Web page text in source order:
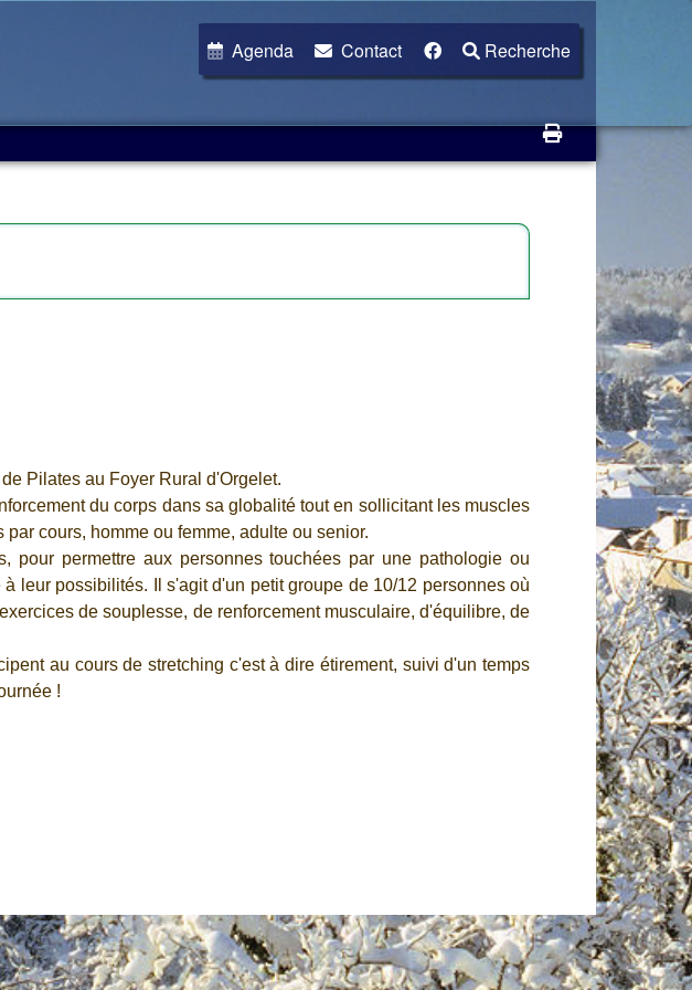
Agenda Contact Recherche
Pilates au Foyer Rural d'Orgelet.
du corps dans sa globalité tout en sollicitant les muscles
cours, homme ou femme, adulte ou senior.
pour permettre aux personnes touchées par une pathologie ou
leur possibilités. Il s'agit d'un petit groupe de 10/12 personnes où
de souplesse, de renforcement musculaire, d'équilibre, de
au cours de stretching c'est à dire étirement, suivi d'un temps
!